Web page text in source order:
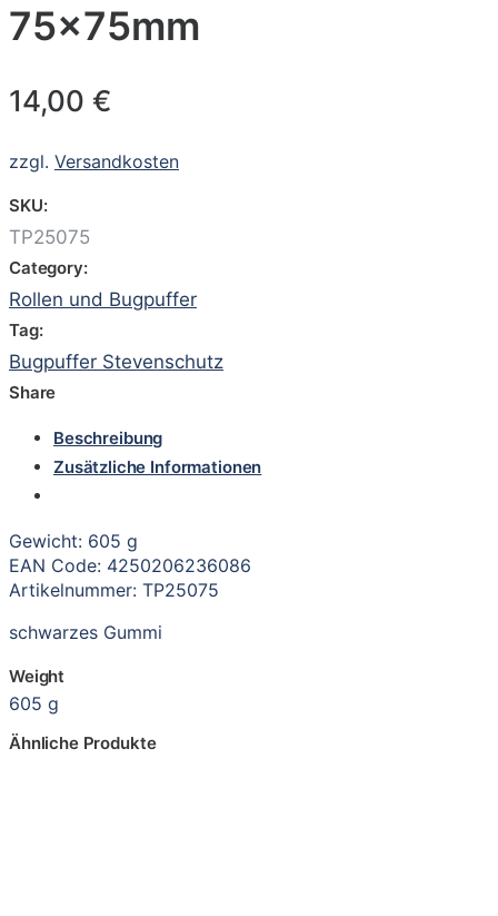
75x75mm
14,00 €
zzgl. Versandkosten
SKU:
TP25075
Category:
Rollen und Bugpuffer
Tag:
Bugpuffer Stevenschutz
Share
Beschreibung
Zusätzliche Informationen
Gewicht: 605 g
EAN Code: 4250206236086
Artikelnummer: TP25075
schwarzes Gummi
Weight
605 g
Ähnliche Produkte